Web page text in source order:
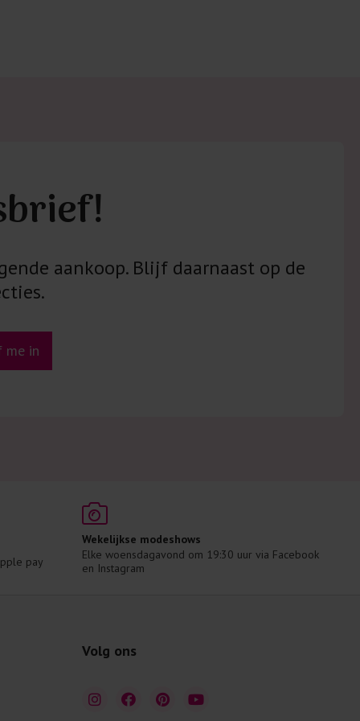
aankoop. Blijf daarnaast op de
me in
pay
Wekelijkse modeshows
Elke woensdagavond om 19:30 uur via Facebook
en Instagram
Volg ons